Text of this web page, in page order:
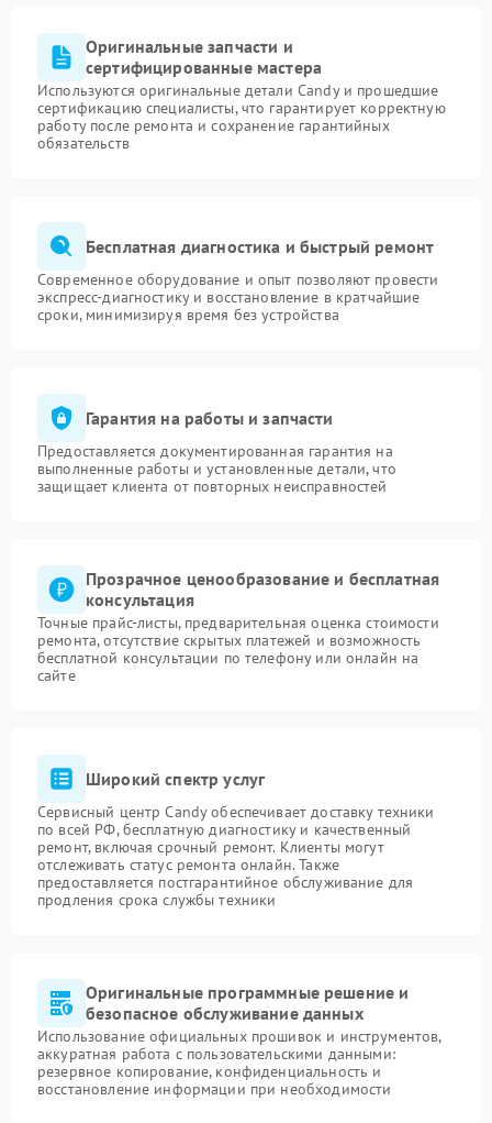
Оригинальные запчасти и
сертифицированные мастера
Используются оригинальные детали Candy и прошедшие
сертификацию специалисты, что гарантирует корректную
работу после ремонта и сохранение гарантийных
обязательств
Бесплатная диагностика и быстрый ремонт
Современное оборудование и опыт позволяют провести
экспресс-диагностику и восстановление в кратчайшие
сроки, минимизируя время без устройства
Гарантия на работы и запчасти
Предоставляется документированная гарантия на
выполненные работы и установленные детали, что
защищает клиента от повторных неисправностей
Прозрачное ценообразование и бесплатная
консультация
Точные прайс-листы, предварительная оценка стоимости
ремонта, отсутствие скрытых платежей и возможность
бесплатной консультации по телефону или онлайн на
сайте
Широкий спектр услуг
Сервисный центр Candy обеспечивает доставку техники
по всей РФ, бесплатную диагностику и качественный
ремонт, включая срочный ремонт. Клиенты могут
отслеживать статус ремонта онлайн. Также
предоставляется постгарантийное обслуживание для
продления срока службы техники
Оригинальные программные решение и
безопасное обслуживание данных
Использование официальных прошивок и инструментов,
аккуратная работа с пользовательскими данными:
резервное копирование, конфиденциальность и
восстановление информации при необходимости